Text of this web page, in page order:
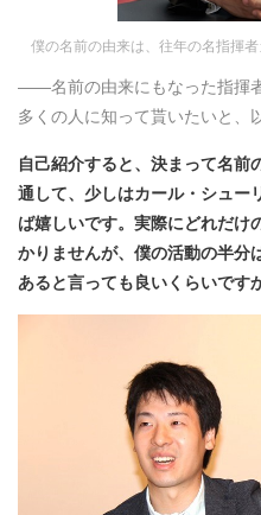
僕の名前の由来は、往年の名指揮
――名前の由来にもなった指揮
多くの人に知って貰いたいと、
自己紹介すると、決まって名前
通して、少しはカール・シュー
ば嬉しいです。実際にどれだけ
かりませんが、僕の活動の半分
あると言っても良いくらいです